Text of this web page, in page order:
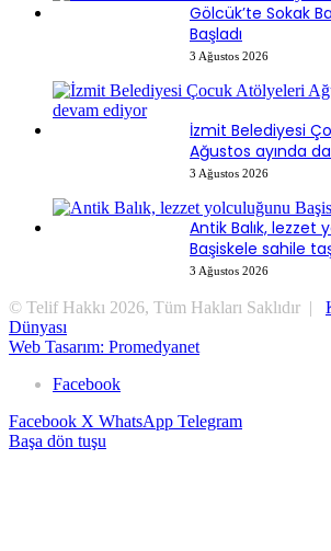
Gölcük’te Sokak
Başladı
3 Ağustos 2026
İzmit Belediyesi
Ağustos ayında
3 Ağustos 2026
Antik Balık, lezzet
Başiskele sahile
3 Ağustos 2026
© Telif Hakkı 2026, Tüm Hakları Saklıdır |
Dünyası
Web Tasarım: Promedyanet
Facebook
Facebook X WhatsApp Telegram
Başa dön tuşu